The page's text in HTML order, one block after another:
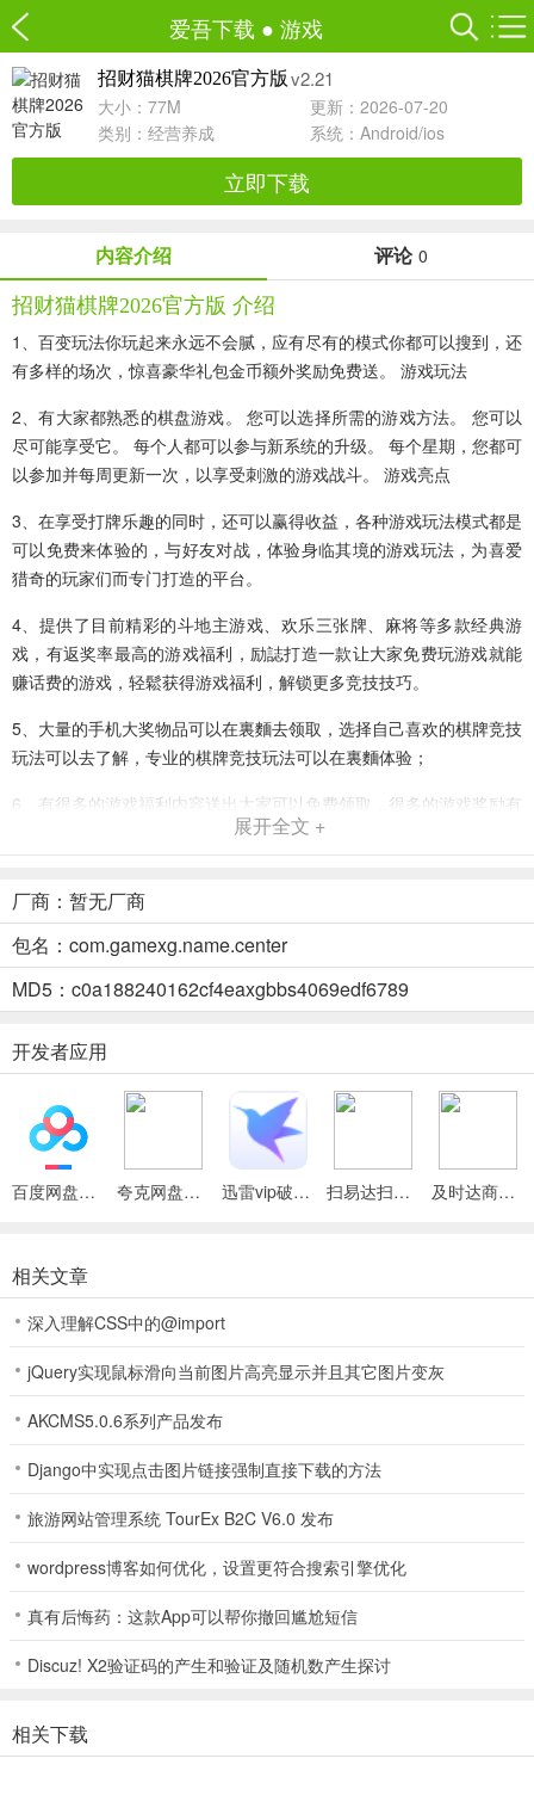
爱吾下载 ● 游戏
招财猫棋牌2026官方版 v2.21
大小：77M
更新：2026-07-20
类别： 经营养成 系统：Android/ios
立即下载
内容介绍 评论 0
招财猫棋牌2026官方版 介绍
1、百变玩法你玩起来永远不会腻，应有尽有的模式你都可以搜到，还
有多样的场次，惊喜豪华礼包金币额外奖励免费送。 游戏玩法
2、有大家都熟悉的棋盘游戏。 您可以选择所需的游戏方法。 您可以
尽可能享受它。 每个人都可以参与新系统的升级。 每个星期，您都可
以参加并每周更新一次，以享受刺激的游戏战斗。 游戏亮点
3、在享受打牌乐趣的同时，还可以赢得收益，各种游戏玩法模式都是
可以免费来体验的，与好友对战，体验身临其境的游戏玩法，为喜爱
猎奇的玩家们而专门打造的平台。
4、提供了目前精彩的斗地主游戏、欢乐三张牌、麻将等多款经典游
戏，有返奖率最高的游戏福利，励誌打造一款让大家免费玩游戏就能
赚话费的游戏，轻鬆获得游戏福利，解锁更多竞技技巧。
5、大量的手机大奖物品可以在裏麵去领取，选择自己喜欢的棋牌竞技
玩法可以去了解，专业的棋牌竞技玩法可以在裏麵体验；
6、有很多的游戏福利内容送出大家可以免费领取，很多的游戏奖励有
真金、红包、话费、实物等内容，大家可以通过任务的完成来得到许
7、多样化游戏场景可以自由切换，带给大家完美的游戏体验，和身边
的朋友一起玩感受有激情和快感的游戏过程，棋牌娱乐一点都不枯
燥，体验也非常好控製，游戏经典好玩值得推荐。
招财猫棋牌2026官方版 点评
1、专业技术手游精英团队打造了高品质，游戏在游戏玩家中受到用户
的高度赞扬，呈现出更舒适、有趣、刺激的游戏感觉。
2、注册就有礼，每天登录还有超多福利相送。游戏玩法：
3、海量金币在线送，超高福利在线拿，超值大奖天天有，福利满满。
招财猫棋牌2026官方版 游戏规则
1、海量金币在线送，超高福利在线拿，超值大奖天天有，福利满满。
争牌；
3、【房间竞技】：玩家可以直接加入房间与线上牌友竞技，或者自创
房间。游戏玩法：
4、福城棋牌让你不出门就可体验超多正规的游戏赛事，其中涵盖扑克
赛事、麻将赛事等超多，玩家一次下载就可随时线上嗨玩，体验超多
精彩棋牌游戏竞技，喜欢的朋友就快来本站下载吧。
5、如果玩家下手没有对子时就顺过小对子，把拦截的任务交给玩家上
下手，使玩家顾此失彼。如果你能做到这一点我相信你已不是一般的
6、金手指棋牌是一款以经典棋牌玩法棋牌为题材的趣味棋牌对战类手
展开全文 +
厂商：暂无厂商
包名：com.gamexg.name.center
MD5：c0a188240162cf4eaxgbbs4069edf6789
开发者应用
百度网盘绿色免安装Pc电脑版 夸克网盘官方正式版 迅雷vip破解版永久会员2024版 扫易达扫描仪最新安卓版 及时达商家(同城配送App)
相关文章
深入理解CSS中的@import
jQuery实现鼠标滑向当前图片高亮显示并且其它图片变灰
AKCMS5.0.6系列产品发布
Django中实现点击图片链接强制直接下载的方法
旅游网站管理系统 TourEx B2C V6.0 发布
wordpress博客如何优化，设置更符合搜索引擎优化
真有后悔药：这款App可以帮你撤回尴尬短信
Discuz! X2验证码的产生和验证及随机数产生探讨
相关下载